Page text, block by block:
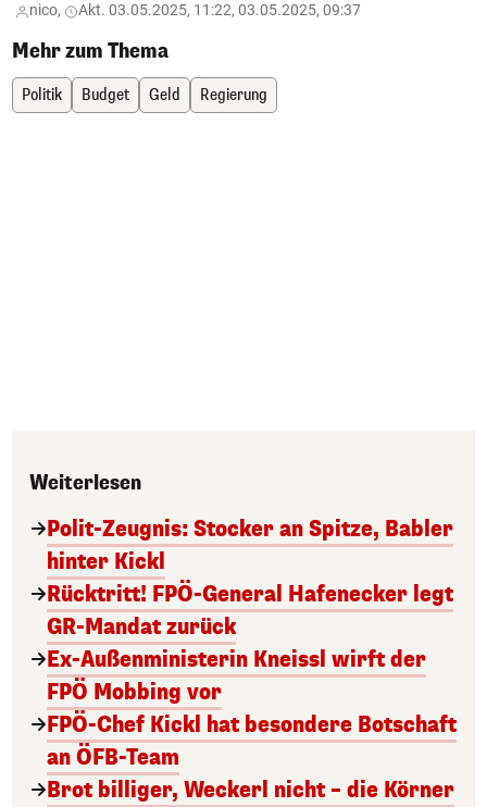
nico, Akt. 03.05.2025, 11:22, 03.05.2025, 09:37
Mehr zum Thema
Politik Budget Geld Regierung
Weiterlesen
Polit-Zeugnis: Stocker an Spitze, Babler
hinter Kickl
Rücktritt! FPÖ-General Hafenecker legt
GR-Mandat zurück
Ex-Außenministerin Kneissl wirft der
FPÖ Mobbing vor
FPÖ-Chef Kickl hat besondere Botschaft
an ÖFB-Team
Brot billiger, Weckerl nicht – die Körner